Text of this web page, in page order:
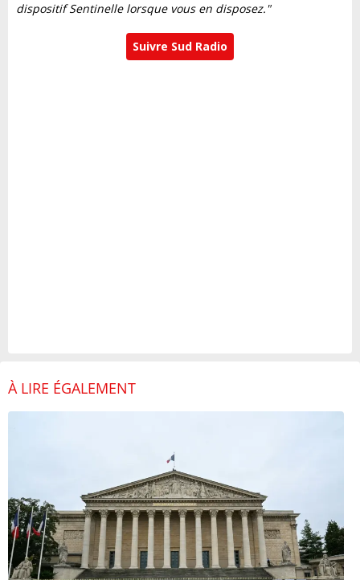
dispositif Sentinelle lorsque vous en disposez."
Suivre Sud Radio
À LIRE ÉGALEMENT